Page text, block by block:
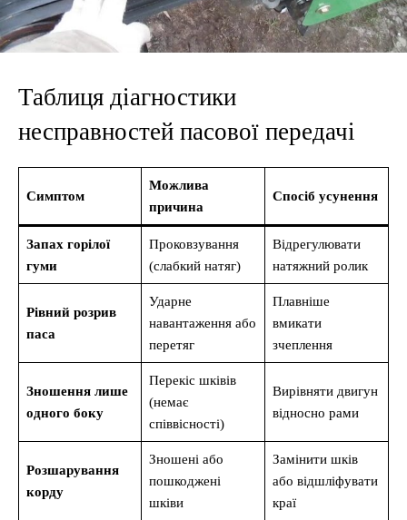
Таблиця діагностики
несправностей пасової передачі
Симптом
Можлива
причина
Спосіб усунення
Запах горілої
гуми
Проковзування
(слабкий натяг)
Відрегулювати
натяжний ролик
Рівний розрив
паса
Ударне
навантаження або
перетяг
Плавніше
вмикати
зчеплення
Зношення лише
одного боку
Перекіс шківів
(немає
співвісності)
Вирівняти двигун
відносно рами
Розшарування
корду
Зношені або
пошкоджені
шківи
Замінити шків
або відшліфувати
краї